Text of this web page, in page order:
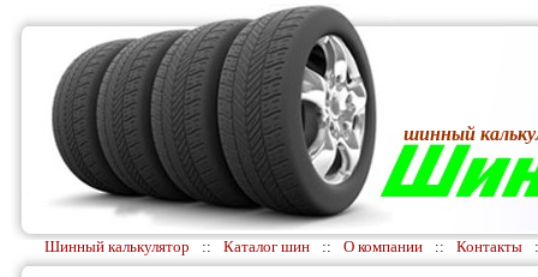
шинный
Шинный калькулятор :: Каталог шин :: О компании :: Контакты